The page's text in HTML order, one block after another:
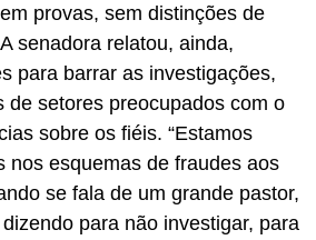
provas, sem distinções de
senadora relatou, ainda,
para barrar as investigações,
de setores preocupados com o
sobre os fiéis. “Estamos
nos esquemas de fraudes aos
se fala de um grande pastor,
para não investigar, para